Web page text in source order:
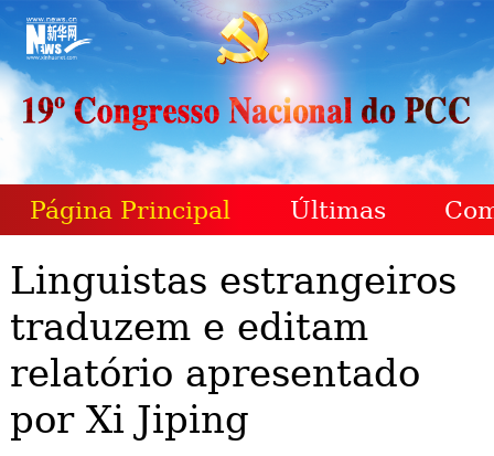
Página Principal Últimas
Linguistas estrangeiros
traduzem e editam
relatório apresentado
por Xi Jiping